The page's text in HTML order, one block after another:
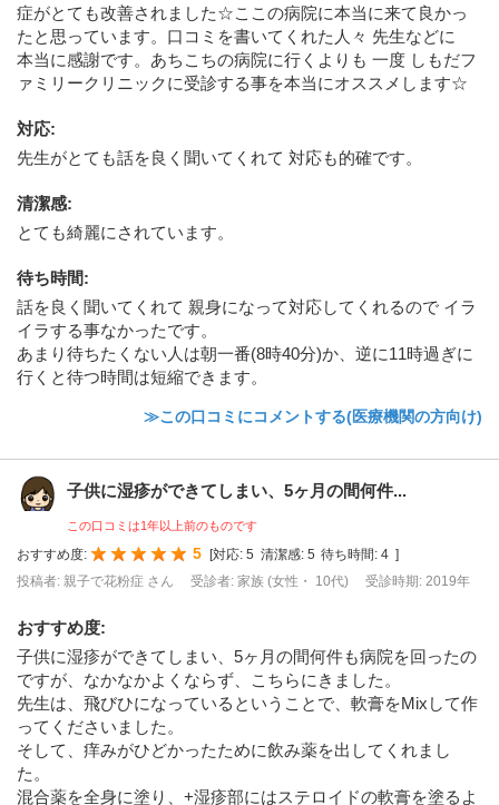
症がとても改善されました☆ここの病院に本当に来て良かっ
たと思っています。口コミを書いてくれた人々 先生などに
本当に感謝です。あちこちの病院に行くよりも 一度 しもだフ
ァミリークリニックに受診する事を本当にオススメします☆
対応:
先生がとても話を良く聞いてくれて 対応も的確です。
清潔感:
とても綺麗にされています。
待ち時間:
話を良く聞いてくれて 親身になって対応してくれるので イラ
イラする事なかったです。
あまり待ちたくない人は朝一番(8時40分)か、逆に11時過ぎに
行くと待つ時間は短縮できます。
≫この口コミにコメントする(医療機関の方向け)
子供に湿疹ができてしまい、5ヶ月の間何件...
この口コミは1年以上前のものです
おすすめ度: 5 対応: 5 清潔感: 5 待ち時間: 4
投稿者: 親子で花粉症 さん
受診者: 家族 (女性・ 10代) 受診時期: 2019年
おすすめ度:
子供に湿疹ができてしまい、5ヶ月の間何件も病院を回ったの
ですが、なかなかよくならず、こちらにきました。
先生は、飛びひになっているということで、軟膏をMixして作
ってくださいました。
そして、痒みがひどかったために飲み薬を出してくれまし
た。
混合薬を全身に塗り、+湿疹部にはステロイドの軟膏を塗るよ